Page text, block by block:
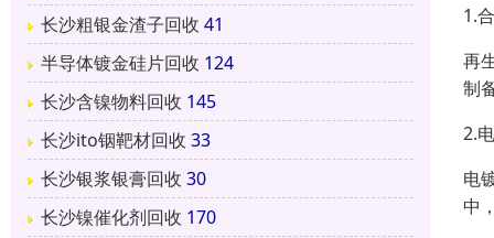
长沙粗银金渣子回收 41
半导体镀金硅片回收 124
长沙含镍物料回收 145
长沙ito铟靶材回收 33
长沙银浆银膏回收 30
长沙镍催化剂回收 170
1.
再
制
2.
电
中